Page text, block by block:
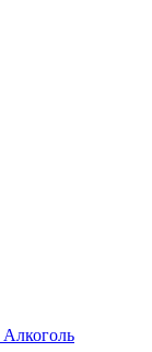
Алкоголь